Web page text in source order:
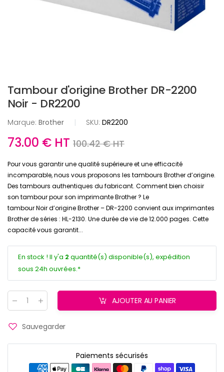
Tambour d'origine Brother DR-2200
Noir - DR2200
Marque: Brother | SKU: DR2200
73.00 € HT 100.42 € HT
Pour vous garantir une qualité supérieure et une efficacité
incomparable, nous vous proposons les tambours Brother d’origine.
Des tambours authentiques du fabricant. Comment bien choisir
son tambour pour son imprimante Brother ? Le
tambour Noir d’origine Brother – DR-2200 convient aux imprimantes
Brother de séries : HL-2130. Une durée de vie de 12.000 pages. Cette
capacité vous garantit...
En stock ! Il y'a 2 quantité(s) disponible(s), expédition
sous 24h ouvrées.*
Quantité
AJOUTER AU PANIER
Sauvegarder
Paiements sécurisés